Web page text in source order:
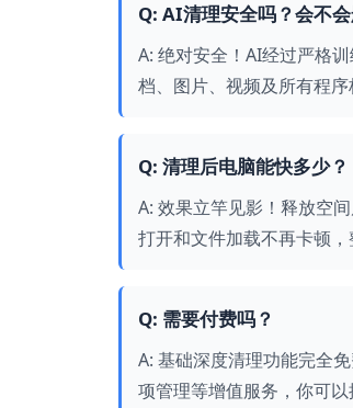
Q: AI清理安全吗？会不
A: 绝对安全！AI经过严格
档、图片、视频及所有程序
Q: 清理后电脑能快多少？
A: 效果立竿见影！释放空
打开和文件加载不再卡顿，
Q: 需要付费吗？
A: 基础深度清理功能完全
项管理等增值服务，你可以